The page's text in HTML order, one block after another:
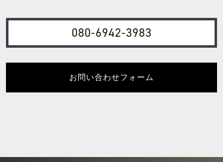
080-6942-3983
お問い合わせフォーム